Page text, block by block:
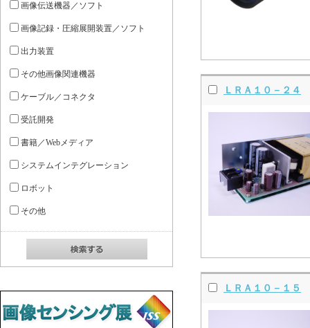
ＬＲＡ１０－２４
ＬＲＡ１０－１５
画像伝送機器／ソフト
画像記録・圧縮展開装置／ソフト
出力装置
その他画像関連機器
ケーブル／コネクタ
受託開発
書籍／Webメディア
システムインテグレーション
ロボット
その他